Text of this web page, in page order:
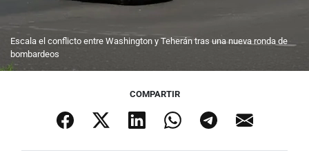
Escala el conflicto entre Washington y Teherán tras una nueva ronda de
bombardeos
COMPARTIR